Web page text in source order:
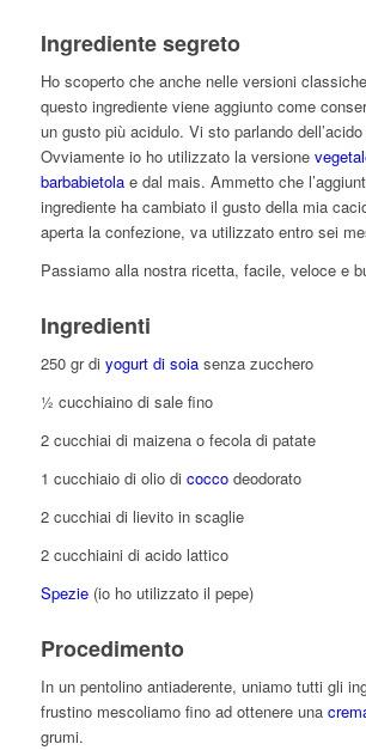
Ingrediente segreto
Ho scoperto che anche nelle versioni
questo ingrediente viene aggiunto come
un gusto più acidulo. Vi sto parlando
Ovviamente io ho utilizzato la versione
barbabietolae dal mais. Ammetto che
ingrediente ha cambiato il gusto della mia
aperta la confezione, va utilizzato entro sei
Passiamo alla nostra ricetta, facile, veloce e
Ingredienti
250 gr di yogurt di soiasenza zucchero
½ cucchiaino di sale fino
2 cucchiai di maizena o fecola di patate
1 cucchiaio di olio di coccodeodorato
2 cucchiai di lievito in scaglie
2 cucchiaini di acido lattico
Spezie(io ho utilizzato il pepe)
Procedimento
In un pentolino antiaderente, uniamo tutti gli
frustino mescoliamo fino ad ottenere una
grumi.